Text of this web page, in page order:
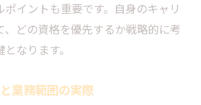
イントも重要です。自身のキャリ
、どの資格を優先するか戦略的に考
なります。
業務範囲の実際